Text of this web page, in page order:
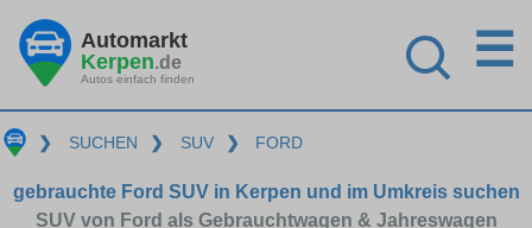
Automarkt
Kerpen.de
Autos einfach finden
☰
❯ SUCHEN ❯ SUV ❯ FORD
gebrauchte Ford SUV in Kerpen und im Umkreis suchen
SUV von Ford als Gebrauchtwagen & Jahreswagen